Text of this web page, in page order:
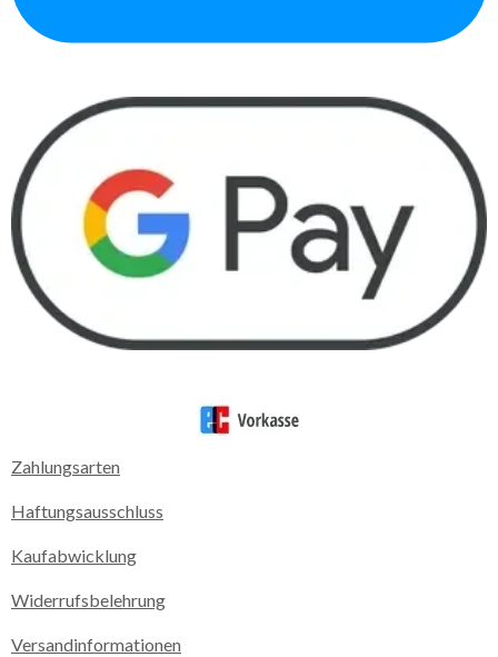
Zahlungsarten
Haftungsausschluss
Kaufabwicklung
Widerrufsbelehrung
Versandinformationen